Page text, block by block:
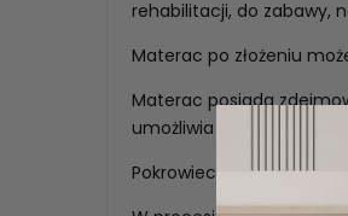
rehabilitacji, do zabawy,
Materac po złożeniu
Materac posiada
umożliwia łatwe
Pokrowiec materaca